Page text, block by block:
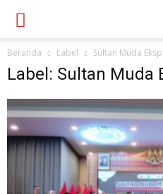
Beranda Label Sultan Muda
Label: Sultan Muda